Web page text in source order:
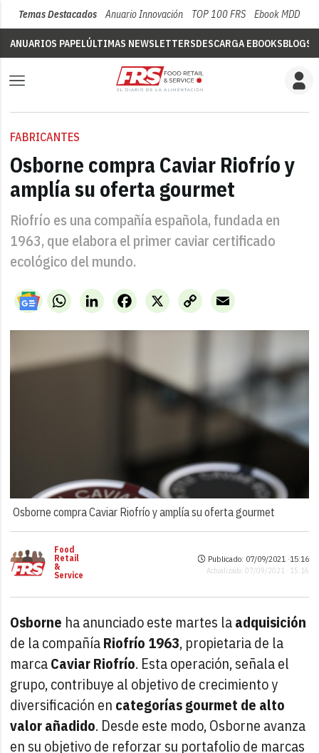
Temas Destacados Anuario Innovación TOP 100 FRS Ebook MDD
ANUARIOS PAPELÚLTIMAS NEWSLETTERSDESCARGA EBOOKSBLOGS
FABRICANTES
Osborne compra Caviar Riofrío y
amplía su oferta gourmet
Riofrío es una compañía española, fundada en
1963, que elabora el primer caviar certificado
ecológico del mundo.
WhatsAppLinkedIn X
Facebook
Copy
Link
Email
Osborne compra Caviar Riofrío y amplía su oferta gourmet
Food
Retail
&
Service
Publicado: 07/09/2021 ·15:16
Actualizado: 07/09/2021 · 15:16
Osborne ha anunciado este martes laadquisición
de la compañíaRiofrío 1963, propietaria de la
marcaCaviar Riofrío. Esta operación, señala el
grupo, contribuye al objetivo de crecimiento y
diversificación en categorías gourmet de alto
valor añadido. Desde este modo, Osborne avanza
en su objetivo de reforzar su portafolio de marcas